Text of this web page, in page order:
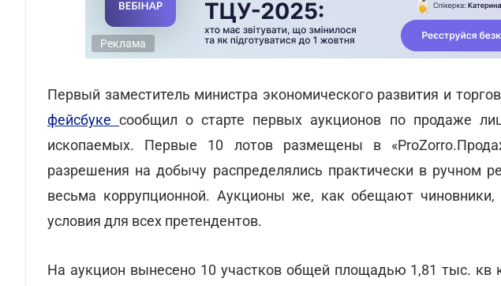
Реклама
Первый заместитель министра экономического развития и
фейсбукесообщил о старте первых аукционов по продаже
ископаемых. Первые 10 лотов размещены в
разрешения на добычу распределялись практически в ручном
весьма коррупционной. Аукционы же, как обещают чиновники,
условия для всех претендентов.
На аукцион вынесено 10 участков общей площадью 1,81 тыс. кв